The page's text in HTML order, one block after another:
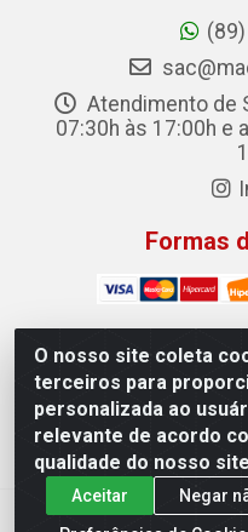
O nosso site coleta
terceiros para
personalizada ao
relevante de acordo
qualidade do nosso
Aceitar
Negar
Atendimento de
07:30h às 17:00h e
Formas
Machado Carnes
Logradouro: Avenida
Oeiras/PI - CEP